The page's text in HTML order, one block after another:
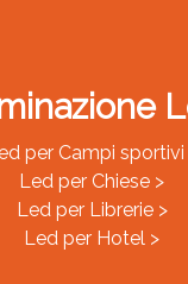
per Campi sportivi
Led per Chiese >
Led per Librerie >
Led per Hotel >